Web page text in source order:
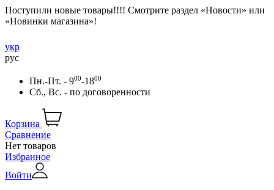
Поступили новые товары!!!! Смотрите раздел «Новости» или
«Новинки магазина»!
укр
рус
Пн.-Пт. - 900-1800
Сб., Вс. - по договоренности
Корзина
Сравнение
Нет товаров
Избранное
Войти